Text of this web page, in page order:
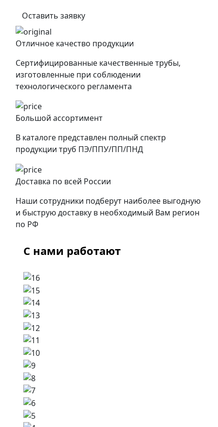
Оставить заявку
Отличное качество продукции
Сертифицированные качественные трубы,
изготовленные при соблюдении
технологического регламента
Большой ассортимент
В каталоге представлен полный спектр
продукции труб ПЭ/ППУ/ПП/ПНД
Доставка по всей России
Наши сотрудники подберут наиболее выгодную
и быструю доставку в необходимый Вам регион
по РФ
С нами работают